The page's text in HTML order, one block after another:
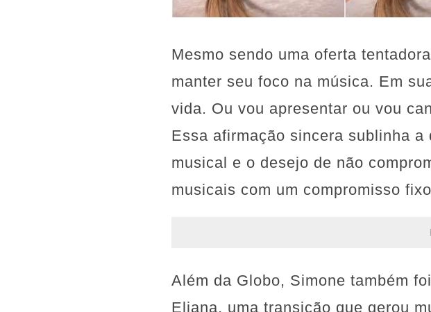
Mesmo sendo uma oferta
manter seu foco na música. Em
vida. Ou vou apresentar ou vou
Essa afirmação sincera sublinha
musical e o desejo de não
musicais com um compromisso
Além da Globo, Simone também
Eliana, uma transição que gerou